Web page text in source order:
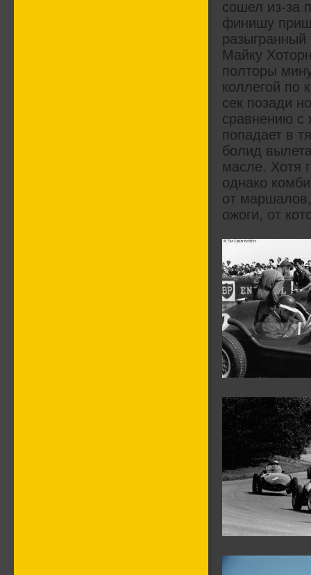
сошел из-за
финишу
разыгранный
Майку
полторы
коллегой
сек позади
сравнению
попадает в
болид
масле. Хотя
однако
от
ожоги, от